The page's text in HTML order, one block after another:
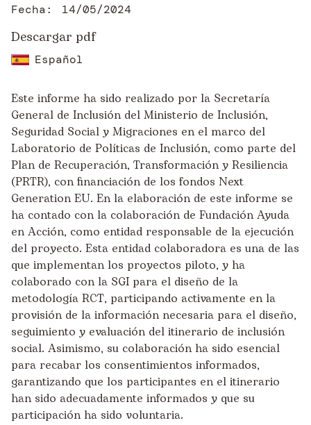
Fecha: 14/05/2024
Descargar pdf
Español
Este informe ha sido realizado por la Secretaría
General de Inclusión del Ministerio de Inclusión,
Seguridad Social y Migraciones en el marco del
Laboratorio de Políticas de Inclusión, como parte del
Plan de Recuperación, Transformación y Resiliencia
(PRTR), con financiación de los fondos Next
Generation EU. En la elaboración de este informe se
ha contado con la colaboración de Fundación Ayuda
en Acción, como entidad responsable de la ejecución
del proyecto. Esta entidad colaboradora es una de las
que implementan los proyectos piloto, y ha
colaborado con la SGI para el diseño de la
metodología RCT, participando activamente en la
provisión de la información necesaria para el diseño,
seguimiento y evaluación del itinerario de inclusión
social. Asimismo, su colaboración ha sido esencial
para recabar los consentimientos informados,
garantizando que los participantes en el itinerario
han sido adecuadamente informados y que su
participación ha sido voluntaria.